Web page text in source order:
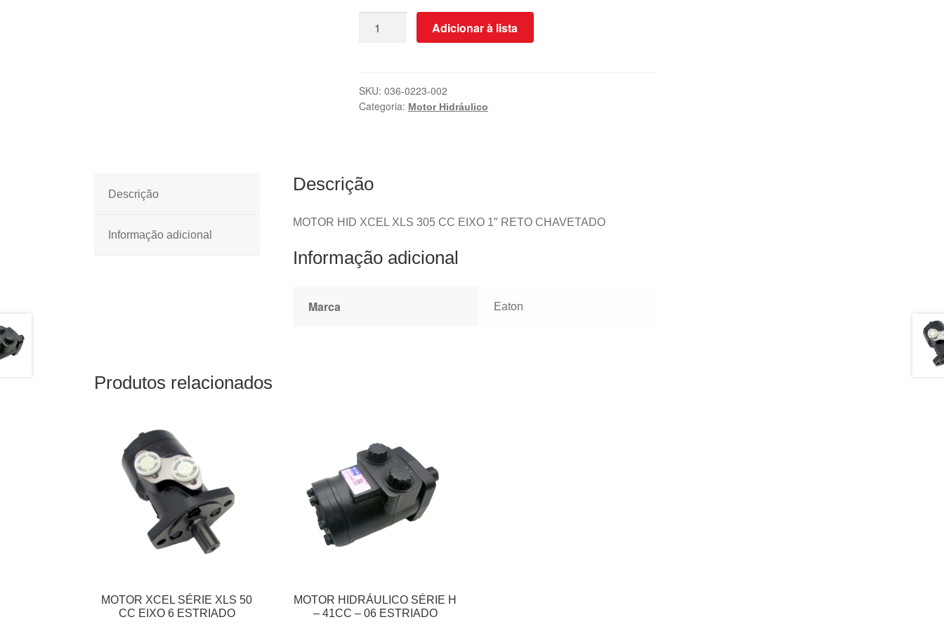
Adicionar à lista
SKU: 036-0223-002
Categoria: Motor Hidráulico
Descrição
Informação adicional
Descrição
MOTOR HID XCEL XLS 305 CC EIXO 1″ RETO CHAVETADO
Informação adicional
Marca Eaton
Produtos relacionados
MOTOR XCEL SÉRIE XLS 50
CC EIXO 6 ESTRIADO
MOTOR HIDRÁULICO SÉRIE H
– 41CC – 06 ESTRIADO